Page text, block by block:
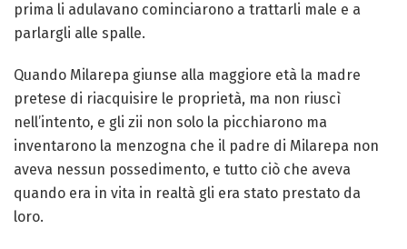
prima li adulavano cominciarono a trattarli male e a
parlargli alle spalle.
Quando Milarepa giunse alla maggiore età la madre
pretese di riacquisire le proprietà, ma non riuscì
nell’intento, e gli zii non solo la picchiarono ma
inventarono la menzogna che il padre di Milarepa non
aveva nessun possedimento, e tutto ciò che aveva
quando era in vita in realtà gli era stato prestato da
loro.